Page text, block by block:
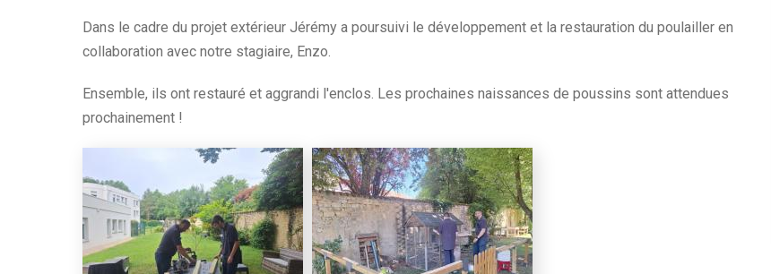
Dans le cadre du projet extérieur Jérémy a poursuivi le développement et la restauration du poulailler en
collaboration avec notre stagiaire, Enzo.
Ensemble, ils ont restauré et aggrandi l'enclos. Les prochaines naissances de poussins sont attendues
prochainement !